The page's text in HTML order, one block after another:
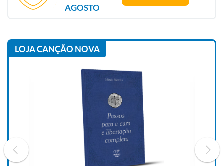
AGOSTO
LOJA CANÇÃO NOVA